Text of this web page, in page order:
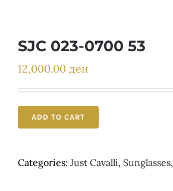
SJC 023-0700 53
12,000.00 ден
ADD TO CART
Categories: Just Cavalli, Sunglasses,